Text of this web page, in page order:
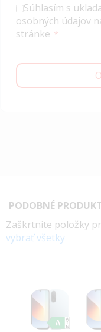
Súhlasím s
osobných údajov
stránke
PODOBNÉ
Zaškrtnite položky
vybrať všetky